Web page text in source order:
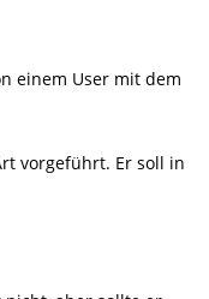
einem User mit dem
vorgeführt. Er soll in